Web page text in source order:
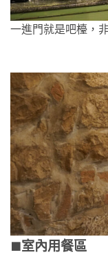
一進門就是吧檯，
🟫室內用餐區